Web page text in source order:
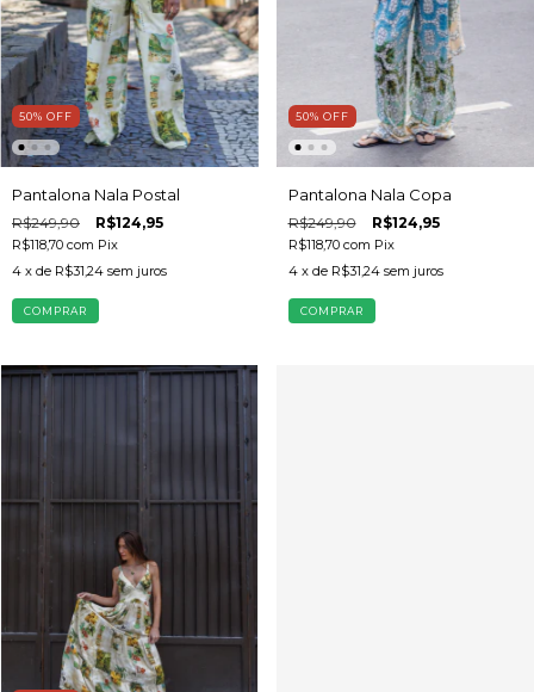
50% OFF
Pantalona Nala Postal
R$249,90 R$124,95
R$118,70 com Pix
4 x de R$31,24 sem juros
COMPRAR
50% OFF
Pantalona Nala Copa
R$249,90 R$124,95
R$118,70 com Pix
4 x de R$31,24 sem juros
COMPRAR